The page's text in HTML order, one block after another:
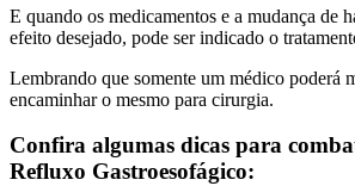
E quando os medicamentos e a mudança de
efeito desejado, pode ser indicado o
Lembrando que somente um médico poderá
encaminhar o mesmo para cirurgia.
Confira algumas dicas para
Refluxo Gastroesofágico: